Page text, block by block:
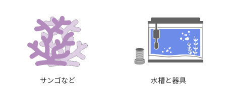
サンゴなど 水槽と器具